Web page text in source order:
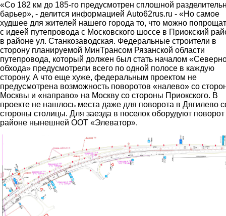
«Со 182 км до 185-го предусмотрен сплошной
барьер», - делится информацией Auto62rus.ru - «Но самое
худшее для жителей нашего города то, что можно
с идеей путепровода с Московского шоссе в Приокский
в районе ул. Станкозаводская. Федеральные строители в
сторону планируемой МинТрансом Рязанской области
путепровода, который должен был стать началом
обхода» предусмотрели всего по одной полосе в каждую
сторону. А что еще хуже, федеральным проектом не
предусмотрена возможность поворотов «налево» со
Москвы и «направо» на Москву со стороны Приокского. В
проекте не нашлось места даже для поворота в Дягилево
стороны столицы. Для заезда в поселок оборудуют поворот
районе нынешней ООТ «Элеватор».